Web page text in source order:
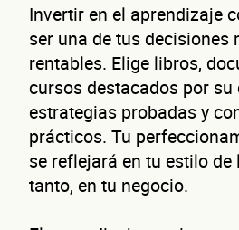
Invertir en el aprendizaje
ser una de tus decisiones
rentables. Elige libros,
cursos destacados por
estrategias probadas y
prácticos. Tu
se reflejará en tu estilo de
tanto, en tu negocio.